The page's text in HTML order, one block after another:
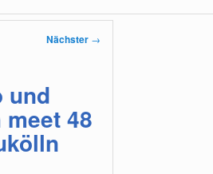
Nächster →
und
48